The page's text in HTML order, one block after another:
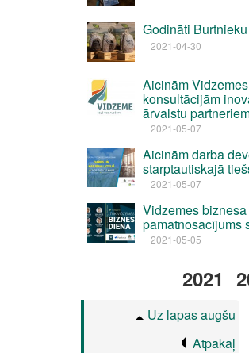
Godināti
2021-04-30
Aicinām
konsultācijām
ārvalstu
2021-05-07
Aicinām darba
starptautiskajā
2021-05-07
Vidzemes
pamatnosacījums
2021-05-05
2021
Uz lapas augšu
Atpakaļ